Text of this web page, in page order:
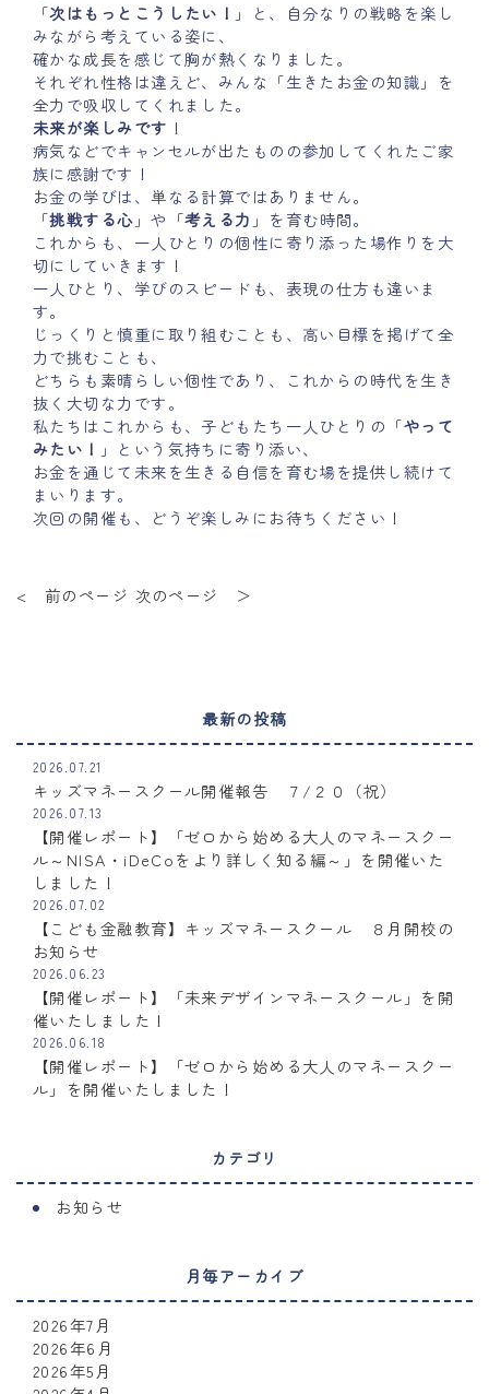
「次はもっとこうしたい！ 」と、自分なりの戦略を楽し
みながら考えている姿に、
確かな成長を感じて胸が熱くなりました。
それぞれ性格は違えど、みんな「生きたお金の知識」を
全力で吸収してくれました。
未来が楽しみです ！
病気などでキャンセルが出たものの参加してくれたご家
族に感謝です！
お金の学びは、単なる計算ではありません。
「挑戦する心 」や「考える力 」を育む時間。
これからも、一人ひとりの個性に寄り添った場作りを大
切にしていきます！
一人ひとり、学びのスピードも、表現の仕方も違いま
す。
じっくりと慎重に取り組むことも、高い目標を掲げて全
力で挑むことも、
どちらも素晴らしい個性であり、これからの時代を生き
抜く大切な力です。
私たちはこれからも、子どもたち一人ひとりの「やって
みたい！ 」という気持ちに寄り添い、
お金を通じて未来を生きる自信を育む場を提供し続けて
まいります。
次回の開催も、どうぞ楽しみにお待ちください！
< 前のページ 次のページ ＞
最新の投稿
2026.07.21
キッズマネースクール開催報告 ７/２０（祝）
2026.07.13
【開催レポート】「ゼロから始める大人のマネースクー
ル～NISA・iDeCoをより詳しく知る編～」を開催いた
しました！
2026.07.02
【こども金融教育】キッズマネースクール ８月開校の
お知らせ
2026.06.23
【開催レポート】「未来デザインマネースクール」を開
催いたしました！
2026.06.18
【開催レポート】「ゼロから始める大人のマネースクー
ル」を開催いたしました！
カテゴリ
お知らせ
月毎アーカイブ
2026年7月
2026年6月
2026年5月